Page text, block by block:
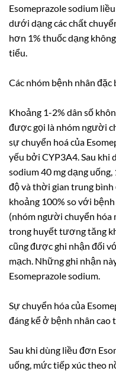
Esomeprazole sodium
dưới dạng các chất
hơn 1% thuốc dạng
tiểu.
Các nhóm bệnh nhân đặc
Khoảng 1-2% dân số
được gọi là nhóm người
sự chuyển hoá của
yếu bởi CYP3A4. Sau khi
sodium 40 mg dạng
độ và thời gian trung
khoảng 100% so với
(nhóm người chuyển hóa
trong huyết tương tăng
cũng được ghi nhận đối
mạch. Những ghi nhận
Esomeprazole sodium.
Sự chuyển hóa của
đáng kể ở bệnh nhân cao
Sau khi dùng liều đơn
uống, mức tiếp xúc theo